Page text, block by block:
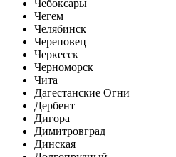
Чебоксары
Чегем
Челябинск
Череповец
Черкесск
Черноморск
Чита
Дагестанские Огни
Дербент
Дигора
Димитровград
Динская